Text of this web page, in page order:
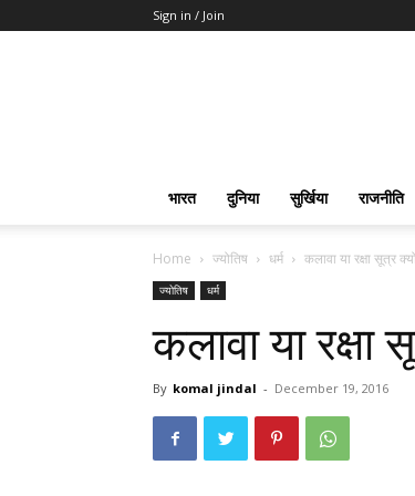
Sign in / Join
भारत दुनिया सुर्खिया राजनीति
Home ज्योतिष धर्म कलावा या रक्षा सूत्र
ज्योतिष धर्म
कलावा या रक्षा
By komal jindal - December 19, 2016